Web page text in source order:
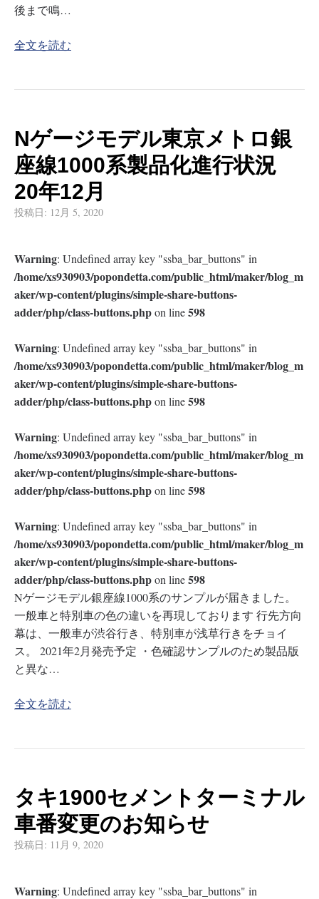
後まで鳴…
全文を読む
Nゲージモデル東京メトロ銀
座線1000系製品化進行状況
20年12月
投稿日: 12月 5, 2020
Warning: Undefined array key "ssba_bar_buttons" in
/home/xs930903/popondetta.com/public_html/maker/blog_m
aker/wp-content/plugins/simple-share-buttons-
adder/php/class-buttons.phpon line598
Warning: Undefined array key "ssba_bar_buttons" in
/home/xs930903/popondetta.com/public_html/maker/blog_m
aker/wp-content/plugins/simple-share-buttons-
adder/php/class-buttons.phpon line598
Warning: Undefined array key "ssba_bar_buttons" in
/home/xs930903/popondetta.com/public_html/maker/blog_m
aker/wp-content/plugins/simple-share-buttons-
adder/php/class-buttons.phpon line598
Warning: Undefined array key "ssba_bar_buttons" in
/home/xs930903/popondetta.com/public_html/maker/blog_m
aker/wp-content/plugins/simple-share-buttons-
adder/php/class-buttons.phpon line598
Nゲージモデル銀座線1000系のサンプルが届きました。
一般車と特別車の色の違いを再現しております 行先方向
幕は、一般車が渋谷行き、特別車が浅草行きをチョイ
ス。 2021年2月発売予定 ・色確認サンプルのため製品版
と異な…
全文を読む
タキ1900セメントターミナル
車番変更のお知らせ
投稿日: 11月 9, 2020
Warning: Undefined array key "ssba_bar_buttons" in